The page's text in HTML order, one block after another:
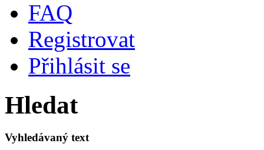
FAQ
Registrovat
Přihlásit se
Hledat
Vyhledávaný text